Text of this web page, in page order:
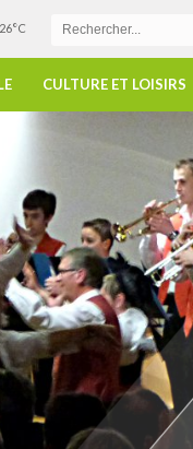
26°C
CULTURE ET LOISIRS